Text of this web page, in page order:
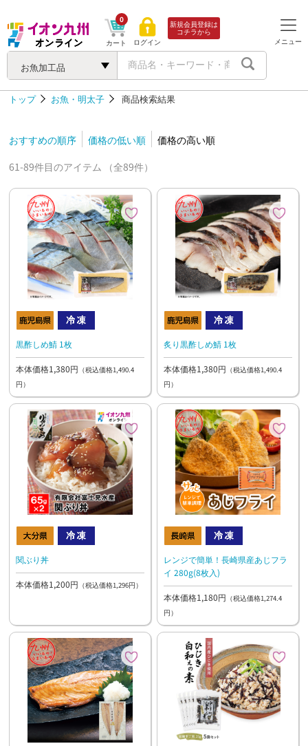
お魚加工品
カート
0
ログイン
新規会員登録は
コチラから
メニュー
トップ お魚・明太子 商品検索結果
おすすめの順序 価格の低い順
価格の高い順
61-89件目のアイテム （全89件）
黒酢しめ鯖 1枚
本体価格1,380円 （税込価格1,490.4
円）
炙り黒酢しめ鯖 1枚
本体価格1,380円 （税込価格1,490.4
円）
関ぶり丼
本体価格1,200円 （税込価格1,296円）
レンジで簡単！長崎県産あじフラ
イ 280g(8枚入)
本体価格1,180円 （税込価格1,274.4
円）